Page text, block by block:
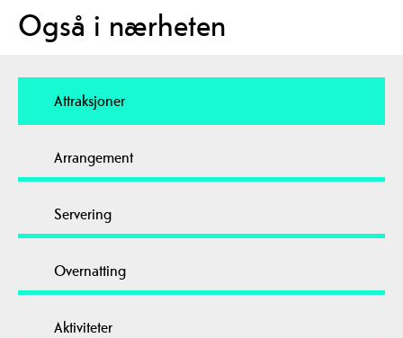
Også i nærheten
Attraksjoner
Arrangement
Servering
Overnatting
Aktiviteter